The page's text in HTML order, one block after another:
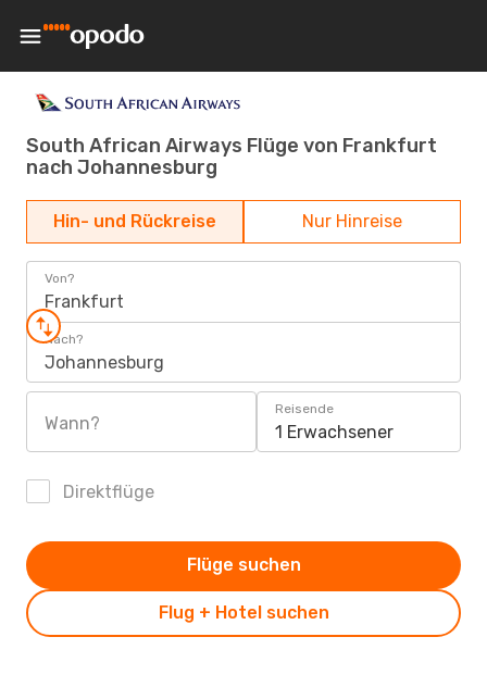
South African Airways Flüge von Frankfurt
nach Johannesburg
Hin- und Rückreise Nur Hinreise
Von?
Frankfurt
Nach?
Johannesburg
Wann?
Reisende
1 Erwachsener
Direktflüge
Flug + Hotel suchen
Flüge suchen